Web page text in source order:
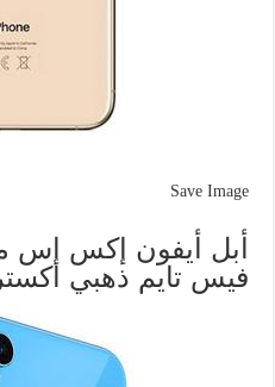
Save Image
فيس تايم ذهبي